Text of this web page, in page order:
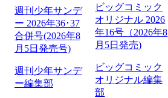
週刊少年サンデ
ー 2026年36･37
合併号(2026年8
月5日発売号)
週刊少年サンデ
ー編集部
ビッグコミック
オリジナル 2026
年16号（2026年8
月5日発売)
ビッグコミック
オリジナル編集
部